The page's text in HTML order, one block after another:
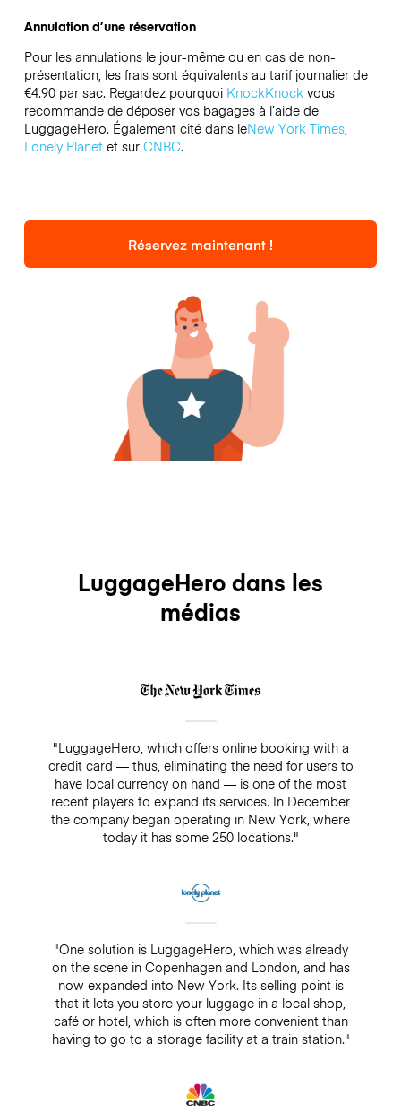
Annulation d’une réservation
Pour les annulations le jour-même ou en cas de non-
présentation, les frais sont équivalents au tarif journalier de
€4.90 par sac. Regardez pourquoi KnockKnockvous
recommande de déposer vos bagages à l’aide de
LuggageHero. Également cité dans leNew York Times,
Lonely Planetet sur CNBC.
Réservez maintenant !
LuggageHero dans les
médias
"LuggageHero, which offers online booking with a
credit card — thus, eliminating the need for users to
have local currency on hand — is one of the most
recent players to expand its services. In December
the company began operating in New York, where
today it has some 250 locations."
"One solution is LuggageHero, which was already
on the scene in Copenhagen and London, and has
now expanded into New York. Its selling point is
that it lets you store your luggage in a local shop,
café or hotel, which is often more convenient than
having to go to a storage facility at a train station."